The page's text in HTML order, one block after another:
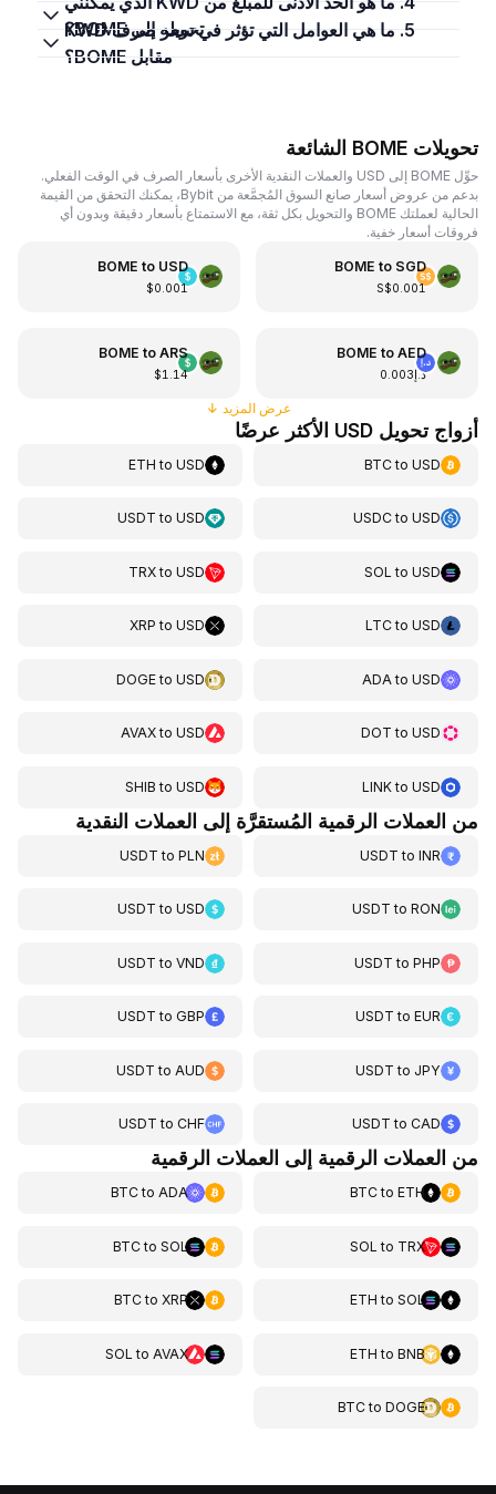
تحويله إلى BOME؟
5. ما هي العوامل التي تؤثر في سعر صرف KWD
مقابل BOME؟
تحويلات BOME الشائعة
حوِّل BOME إلى USD والعملات النقدية الأخرى بأسعار الصرف في الوقت الفعلي.
بدعم من عروض أسعار صانع السوق المُجمَّعة من Bybit، يمكنك التحقق من القيمة
الحالية لعملتك BOME والتحويل بكل ثقة، مع الاستمتاع بأسعار دقيقة وبدون أي
فروقات أسعار خفية.
BOME to SGD
S$0.001
BOME to USD
$0.001
BOME toAED
د.إ0.003
BOME toARS
$1.14
عرض المزيد ↓
أزواج تحويل USD الأكثر عرضًا
BTCtoUSD
ETH toUSD
USDCtoUSD
USDT toUSD
SOL toUSD
TRXtoUSD
LTCtoUSD
XRP toUSD
ADA toUSD
DOGEtoUSD
DOT toUSD
AVAXtoUSD
LINKtoUSD
SHIB toUSD
من العملات الرقمية المُستقرَّة إلى العملات النقدية
USDT toINR
USDT toPLN
USDT toRON
USDT toUSD
USDT toPHP
USDT toVND
USDT toEUR
USDT toGBP
USDT toJPY
USDT to AUD
USDT toCAD
USDT toCHF
من العملات الرقمية إلى العملات الرقمية
BTCtoETH
BTCtoADA
SOL to TRX
BTCtoSOL
ETH toSOL
BTCtoXRP
ETH toBNB
SOL toAVAX
BTCtoDOGE